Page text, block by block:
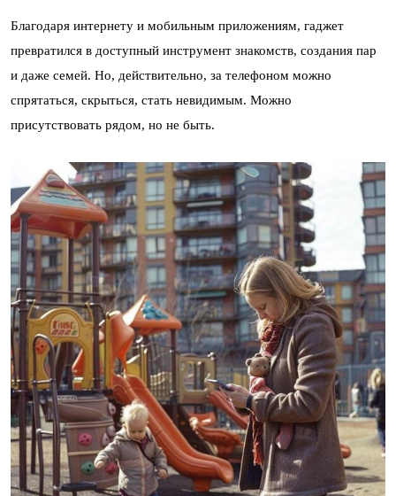
Благодаря интернету и мобильным приложениям, гаджет
превратился в доступный инструмент знакомств, создания пар
и даже семей. Но, действительно, за телефоном можно
спрятаться, скрыться, стать невидимым. Можно
присутствовать рядом, но не быть.